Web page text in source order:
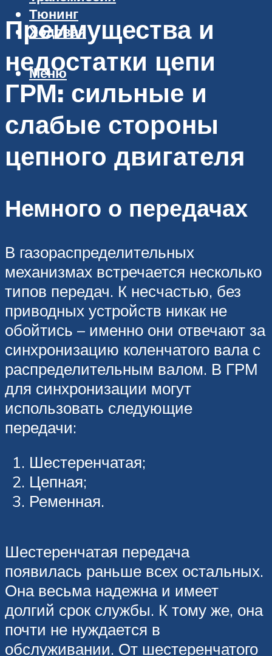
Тюнинг
Ходовая
Меню
Преимущества и
недостатки цепи
ГРМ: сильные и
слабые стороны
цепного двигателя
Немного о передачах
В газораспределительных
механизмах встречается несколько
типов передач. К несчастью, без
приводных устройств никак не
обойтись – именно они отвечают за
синхронизацию коленчатого вала с
распределительным валом. В ГРМ
для синхронизации могут
использовать следующие
передачи:
Шестеренчатая;
Цепная;
Ременная.
Шестеренчатая передача
появилась раньше всех остальных.
Она весьма надежна и имеет
долгий срок службы. К тому же, она
почти не нуждается в
обслуживании. От шестеренчатого